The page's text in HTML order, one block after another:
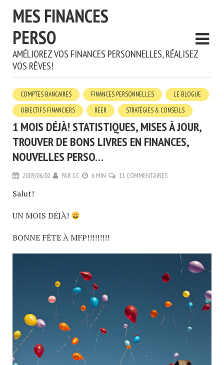
MES FINANCES
PERSO
AMÉLIOREZ VOS FINANCES PERSONNELLES, RÉALISEZ
VOS RÊVES!
COMPTES BANCAIRES FINANCES PERSONNELLES
LE BLOGUE
OBJECTIFS FINANCIERS
REER STRATÉGIES & CONSEILS
1 MOIS DÉJÀ! STATISTIQUES, MISES À JOUR,
TROUVER DE BONS LIVRES EN FINANCES,
NOUVELLES PERSO…
2009/06/02 PAR CC 6 MIN 11 COMMENTAIRES
Salut!
UN MOIS DÉJÀ!
BONNE FÊTE À MFP!!!!!!!!!